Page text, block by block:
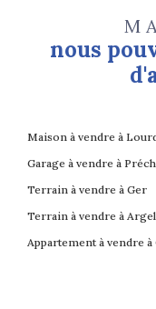
nous
Maison à vendre à
Garage à vendre à
Terrain à vendre à Ger
Terrain à vendre à
Appartement à vendre à